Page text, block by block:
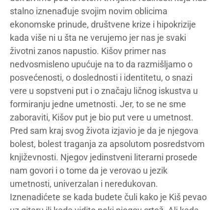
stalno iznenađuje svojim novim oblicima
ekonomske prinude, društvene krize i hipokrizije
kada više ni u šta ne verujemo jer nas je svaki
životni zanos napustio. Kišov primer nas
nedvosmisleno upućuje na to da razmišljamo o
posvećenosti, o doslednosti i identitetu, o snazi
vere u sopstveni put i o značaju ličnog iskustva u
formiranju jedne umetnosti. Jer, to se ne sme
zaboraviti, Kišov put je bio put vere u umetnost.
Pred sam kraj svog života izjavio je da je njegova
bolest, bolest traganja za apsolutom posredstvom
književnosti. Njegov jedinstveni literarni prosede
nam govori i o tome da je verovao u jezik
umetnosti, univerzalan i neredukovan.
Iznenadićete se kada budete čuli kako je Kiš pevao